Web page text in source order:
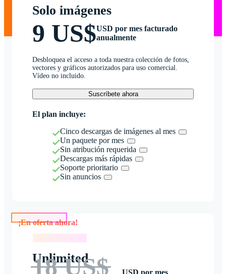
Solo imágenes
9 US$USD por mes facturado
anualmente
Desbloquea el acceso a toda nuestra colección de fotos,
vectores y gráficos autorizados para uso comercial.
Vídeo no incluido.
Suscríbete ahora
El plan incluye:
Cinco descargas de imágenes al mes
Un paquete por mes
Sin atribución requerida
Descargas más rápidas
Soporte prioritario
Sin anuncios
Unlimited
18 US$
USD por mes